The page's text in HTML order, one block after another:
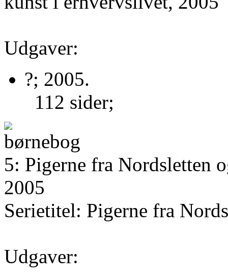
Udgaver:
?; 2005.
112 sider;
5: Pigerne fra Nordsletten
2005
Serietitel: Pigerne fra
Udgaver: